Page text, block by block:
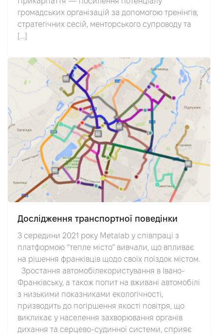
громадських організацій за допомогою тренінгів,
стратегічних сесій, менторського супроводу та
[…]
Дослідження транспортної поведінки
З середини 2021 року Metalab у співпраці з
платформою “тепле місто” вивчали, що впливає
на рішення франківців щодо своїх поїздок містом.
Зростання автомобілекористування в Івано-
Франківську, а також попит на вживані автомобілі
з низькими показниками екологічності,
призводить до погіршення якості повітря, що
викликає у населення захворювання органів
дихання та серцево-судинної системи, сприяє